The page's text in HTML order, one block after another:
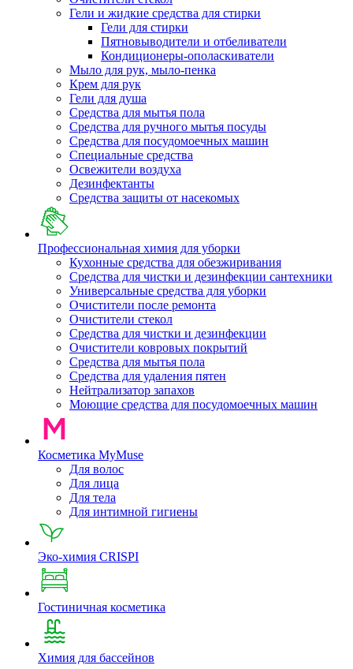
Гели и жидкие средства для стирки
Гели для стирки
Пятновыводители и отбеливатели
Кондиционеры-ополаскиватели
Мыло для рук, мыло-пенка
Крем для рук
Гели для душа
Средства для мытья пола
Средства для ручного мытья посуды
Средства для посудомоечных машин
Специальные средства
Освежители воздуха
Дезинфектанты
Средства защиты от насекомых
Профессиональная химия для уборки
Кухонные средства для обезжиривания
Средства для чистки и дезинфекции сантехники
Универсальные средства для уборки
Очистители после ремонта
Очистители стекол
Средства для чистки и дезинфекции
Очистители ковровых покрытий
Средства для мытья пола
Средства для удаления пятен
Нейтрализатор запахов
Моющие средства для посудомоечных машин
Косметика MyMuse
Для волос
Для лица
Для тела
Для интимной гигиены
Эко-химия CRISPI
Гостиничная косметика
Химия для бассейнов